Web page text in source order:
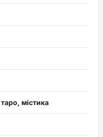
містика